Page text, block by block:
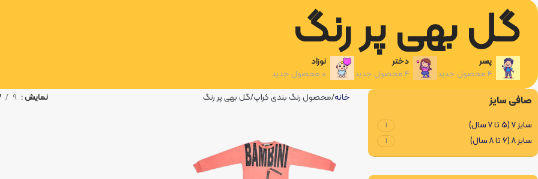
گل بهی پر رنگ
پسر
۴ محصول جدید
دختر
۴ محصول جدید
نوزاد
۰ محصول جدید
صافی سایز
سایز 7 (5 تا 7 سال) 1
سایز 8 (6 تا 8 سال) 1
خانه محصول رنگ بندی کراپ گل بهی پر رنگ نمایش 9